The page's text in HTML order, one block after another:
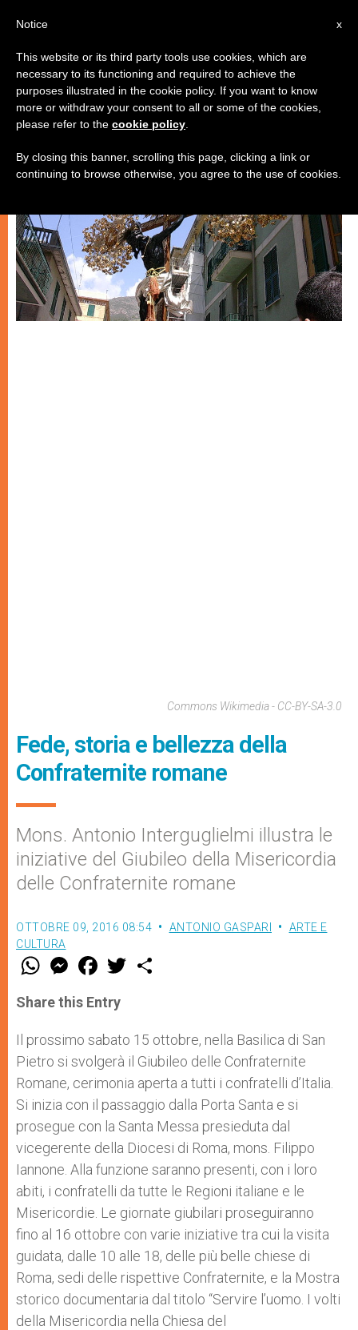
ARTE E CULTURA
Commons Wikimedia - CC-BY-SA-3.0
Fede, storia e bellezza della
Confraternite romane
Mons. Antonio Interguglielmi illustra le
iniziative del Giubileo della Misericordia
delle Confraternite romane
OTTOBRE 09, 2016 08:54 ANTONIO GASPARI
ARTE E
CULTURA
W
t
s
p
p
M
e
s
e
g
e
r
F
a
e
b
o
k
w
Share this Entry
Il prossimo sabato 15 ottobre, nella Basilica di San
Pietro si svolgerà il Giubileo delle Confraternite
Romane, cerimonia aperta a tutti i confratelli d’Italia.
Si inizia con il passaggio dalla Porta Santa e si
prosegue con la Santa Messa presieduta dal
vicegerente della Diocesi di Roma, mons. Filippo
Iannone. Alla funzione saranno presenti, con i loro
abiti, i confratelli da tutte le Regioni italiane e le
Misericordie. Le giornate giubilari proseguiranno
fino al 16 ottobre con varie iniziative tra cui la visita
guidata, dalle 10 alle 18, delle più belle chiese di
Roma, sedi delle rispettive Confraternite, e la Mostra
storico documentaria dal titolo “Servire l’uomo. I volti
della Misericordia nella Chiesa del
x
Notice
This website or its third party tools use cookies, which are
necessary to its functioning and required to achieve the
purposes illustrated in the cookie policy. If you want to know
more or withdraw your consent to all or some of the cookies,
please refer to the cookie policy
By closing this banner, scrolling this page, clicking a link or
continuing to browse otherwise, you agree to the use of cookies.